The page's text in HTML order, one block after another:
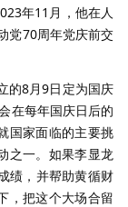
年11月，他在人
党70周年党庆前交
的8月9日定为国庆
在每年国庆日后的
国家面临的主要挑
之一。如果李显龙
绩，并帮助黄循财
，把这个大场合留